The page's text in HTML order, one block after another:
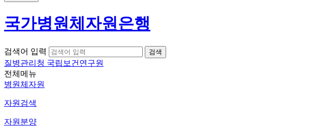
국가병원체자원은행
검색어 입력
질병관리청 국립보건연구원
전체메뉴
병원체자원
자원검색
자원분양